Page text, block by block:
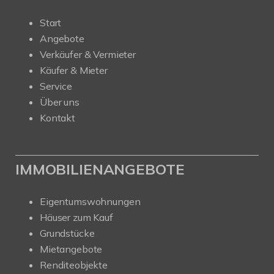
Start
Angebote
Verkäufer & Vermieter
Käufer & Mieter
Service
Über uns
Kontakt
IMMOBILIENANGEBOTE
Eigentumswohnungen
Häuser zum Kauf
Grundstücke
Mietangebote
Renditeobjekte